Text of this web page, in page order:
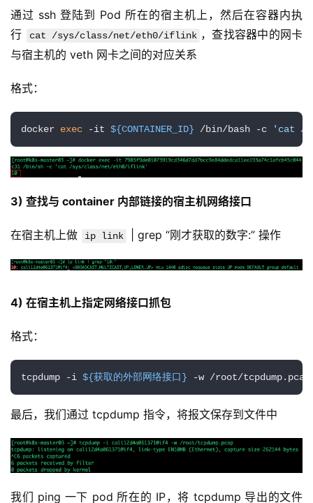
通过 ssh 登陆到 Pod 所在的宿主机上，然后在容器内执
行
cat /sys/class/net/eth0/iflink ，查找容器中的网卡
与宿主机的 veth 网卡之间的对应关系
格式：
docker exec -it ${CONTAINER_ID} /bin/bash -c 'cat /
3) 查找与 container 内部链接的宿主机网络接口
在宿主机上做 ip link | grep “刚才获取的数字:” 操作
4) 在宿主机上指定网络接口抓包
格式：
tcpdump -i ${获取的外部网络接口} -w /root/tcpdump.pcap
最后，我们通过 tcpdump 指令，将报文保存到文件中
我们 ping 一下 pod 所在的 IP，将 tcpdump 导出的文件